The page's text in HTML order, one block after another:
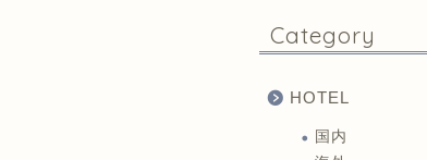
Category
HOTEL
国内